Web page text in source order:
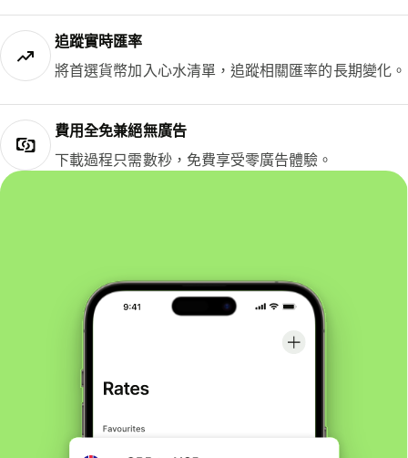
追蹤實時匯率
將首選貨幣加入心水清單，追蹤相關匯率的長期變化。
費用全免兼絕無廣告
下載過程只需數秒，免費享受零廣告體驗。